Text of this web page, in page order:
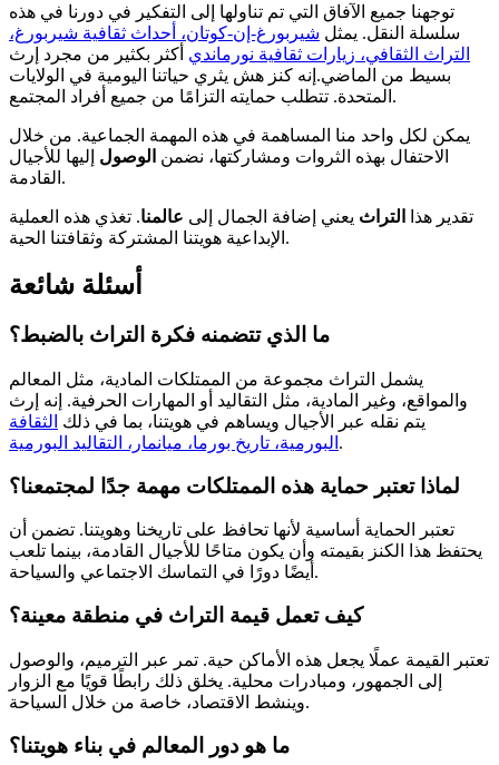
توجهنا جميع الآفاق التي تم تناولها إلى التفكير في دورنا في هذه
سلسلة النقل. يمثل شيربورغ-إن-كوتان، أحداث ثقافية شيربورغ،
التراث الثقافي، زيارات ثقافية نورماندي أكثر بكثير من مجرد إرث
بسيط من الماضي.إنه كنز هش يثري حياتنا اليومية في الولايات
المتحدة. تتطلب حمايته التزامًا من جميع أفراد المجتمع.
يمكن لكل واحد منا المساهمة في هذه المهمة الجماعية. من خلال
الاحتفال بهذه الثروات ومشاركتها، نضمن الوصول إليها للأجيال
القادمة.
تقدير هذا التراث يعني إضافة الجمال إلى عالمنا. تغذي هذه العملية
الإبداعية هويتنا المشتركة وثقافتنا الحية.
أسئلة شائعة
ما الذي تتضمنه فكرة التراث بالضبط؟
يشمل التراث مجموعة من الممتلكات المادية، مثل المعالم
والمواقع، وغير المادية، مثل التقاليد أو المهارات الحرفية. إنه إرث
يتم نقله عبر الأجيال ويساهم في هويتنا، بما في ذلك الثقافة
البورمية، تاريخ بورما، ميانمار، التقاليد البورمية .
لماذا تعتبر حماية هذه الممتلكات مهمة جدًا لمجتمعنا؟
تعتبر الحماية أساسية لأنها تحافظ على تاريخنا وهويتنا. تضمن أن
يحتفظ هذا الكنز بقيمته وأن يكون متاحًا للأجيال القادمة، بينما تلعب
أيضًا دورًا في التماسك الاجتماعي والسياحة.
كيف تعمل قيمة التراث في منطقة معينة؟
تعتبر القيمة عملًا يجعل هذه الأماكن حية. تمر عبر الترميم، والوصول
إلى الجمهور، ومبادرات محلية. يخلق ذلك رابطًا قويًا مع الزوار
وينشط الاقتصاد، خاصة من خلال السياحة.
ما هو دور المعالم في بناء هويتنا؟